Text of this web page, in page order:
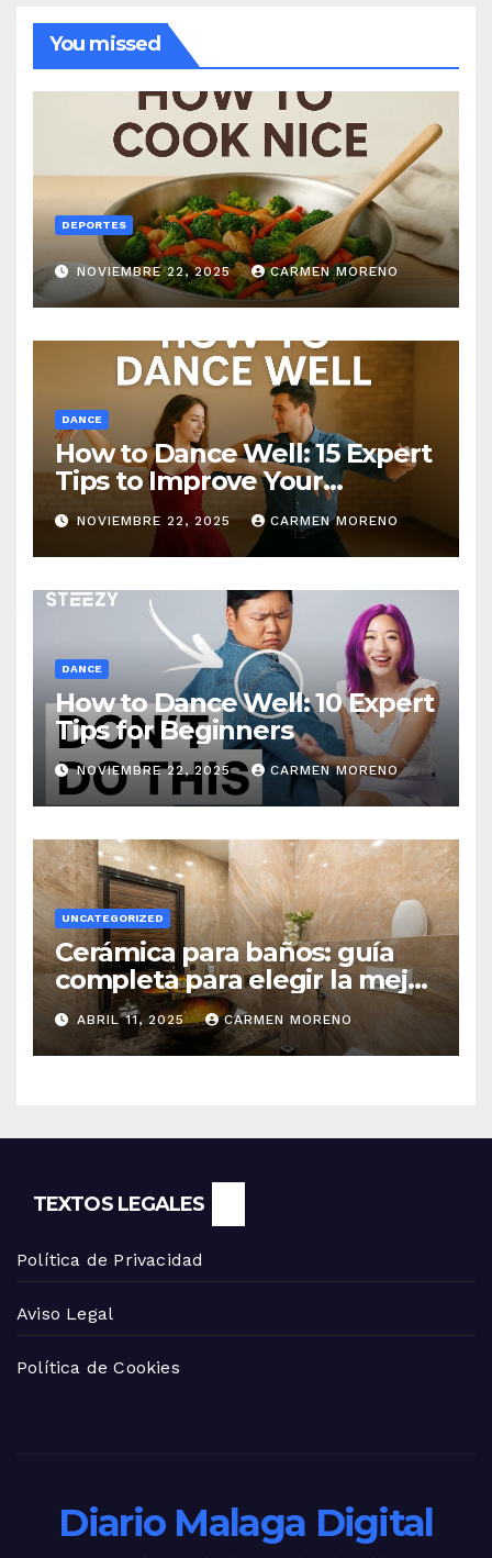
You missed
DEPORTES
NOVIEMBRE 22, 2025 CARMEN MORENO
DANCE
How to Dance Well: 15 Expert
Tips to Improve Your
Dancing Skills Fast
NOVIEMBRE 22, 2025 CARMEN MORENO
DANCE
How to Dance Well: 10 Expert
Tips for Beginners
NOVIEMBRE 22, 2025 CARMEN MORENO
UNCATEGORIZED
Cerámica para baños: guía
completa para elegir la mejor
opción
ABRIL 11, 2025 CARMEN MORENO
TEXTOS LEGALES
Política de Privacidad
Aviso Legal
Política de Cookies
Diario Malaga Digital